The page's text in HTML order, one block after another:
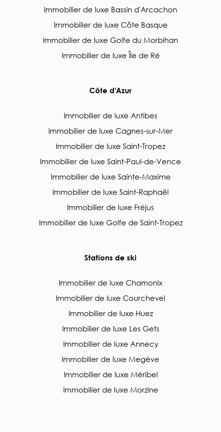
Immobilier de luxe Bassin d'Arcachon
Immobilier de luxe Côte Basque
Immobilier de luxe Golfe du Morbihan
Immobilier de luxe Île de Ré
Côte d'Azur
Immobilier de luxe Antibes
Immobilier de luxe Cagnes-sur-Mer
Immobilier de luxe Saint-Tropez
Immobilier de luxe Saint-Paul-de-Vence
Immobilier de luxe Sainte-Maxime
Immobilier de luxe Saint-Raphaël
Immobilier de luxe Fréjus
Immobilier de luxe Golfe de Saint-Tropez
Stations de ski
Immobilier de luxe Chamonix
Immobilier de luxe Courchevel
Immobilier de luxe Huez
Immobilier de luxe Les Gets
Immobilier de luxe Annecy
Immobilier de luxe Megève
Immobilier de luxe Méribel
Immobilier de luxe Morzine